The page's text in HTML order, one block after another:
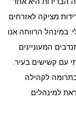
מציקה לאזרחים
במינהל הרווחה אנו
המעוניינים
עם קשישים בעיר.
לקהילה
למינהלים